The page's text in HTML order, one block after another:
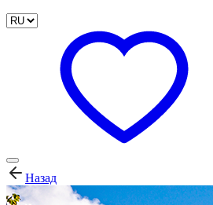
Назад